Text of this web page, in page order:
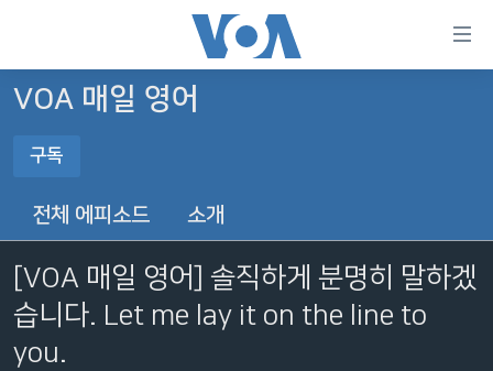
가
메
텐
츠
세계
라디오
프로그램
주파수 안내
FOLLOW US
VOA 매일 영어
구독
YouTube Music
Spotify
전체 에피소드 소개
[VOA 매일 영어] 솔직하게 분명히 말하겠
습니다. Let me lay it on the line to
you.